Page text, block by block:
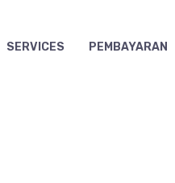
SERVICES PEMBAYARAN